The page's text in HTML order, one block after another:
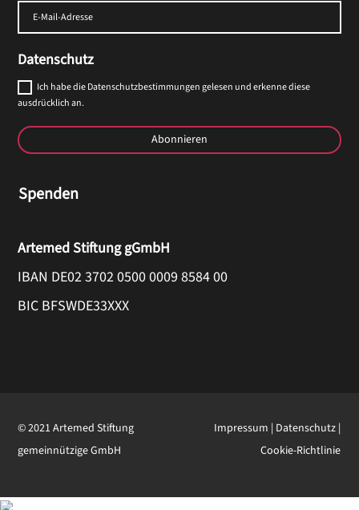
Datenschutz
Ich habe die Datenschutzbestimmungen gelesen und erkenne diese
ausdrücklich an.
Abonnieren
Spenden
Artemed Stiftung gGmbH
IBAN DE02 3702 0500 0009 8584 00
BIC BFSWDE33XXX
© 2021 Artemed Stiftung
gemeinnützige GmbH
Impressum | Datenschutz |
Cookie-Richtlinie